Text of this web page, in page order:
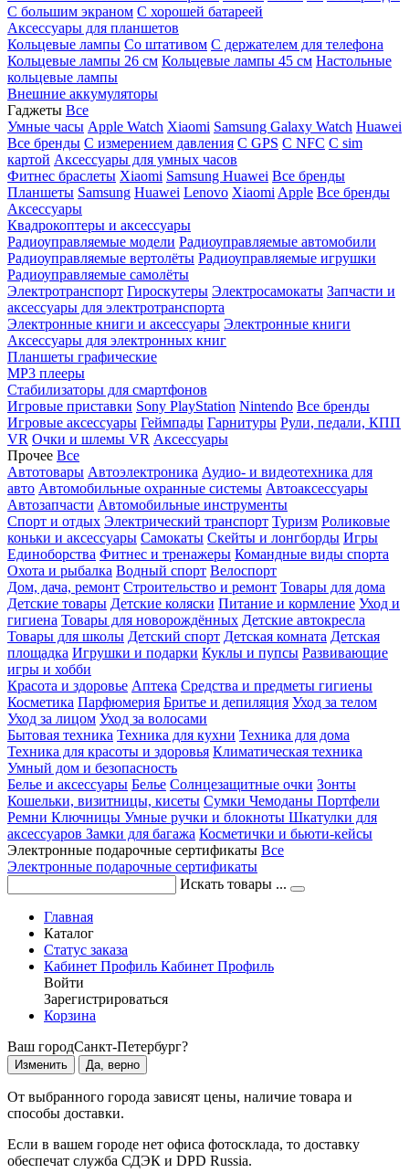
С большим экраном С хорошей батареей
Аксессуары для планшетов
Кольцевые лампы Со штативом C держателем для телефона
Кольцевые лампы 26 см Кольцевые лампы 45 см Настольные
кольцевые лампы
Внешние аккумуляторы
Гаджеты Все
Умные часы Apple Watch Xiaomi Samsung Galaxy Watch Huawei
Все бренды C измерением давления C GPS C NFC C sim
картой Аксессуары для умных часов
Фитнес браслеты Xiaomi Samsung Huawei Все бренды
Планшеты Samsung Huawei Lenovo Xiaomi Apple Все бренды
Аксессуары
Квадрокоптеры и аксессуары
Радиоуправляемые модели Радиоуправляемые автомобили
Радиоуправляемые вертолёты Радиоуправляемые игрушки
Радиоуправляемые самолёты
Электротранспорт Гироскутеры Электросамокаты Запчасти и
аксессуары для электротранспорта
Электронные книги и аксессуары Электронные книги
Аксессуары для электронных книг
Планшеты графические
MP3 плееры
Стабилизаторы для смартфонов
Игровые приставки Sony PlayStation Nintendo Все бренды
Игровые аксессуары Геймпады Гарнитуры Рули, педали, КПП
VR Очки и шлемы VR Аксессуары
Прочее Все
Автотовары Автоэлектроника Аудио- и видеотехника для
авто Автомобильные охранные системы Автоаксессуары
Автозапчасти Автомобильные инструменты
Спорт и отдых Электрический транспорт Туризм Роликовые
коньки и аксессуары Самокаты Скейты и лонгборды Игры
Единоборства Фитнес и тренажеры Командные виды спорта
Охота и рыбалка Водный спорт Велоспорт
Дом, дача, ремонт Строительство и ремонт Товары для дома
Детские товары Детские коляски Питание и кормление Уход и
гигиена Товары для новорождённых Детские автокресла
Товары для школы Детский спорт Детская комната Детская
площадка Игрушки и подарки Куклы и пупсы Развивающие
игры и хобби
Красота и здоровье Аптека Средства и предметы гигиены
Косметика Парфюмерия Бритье и депиляция Уход за телом
Уход за лицом Уход за волосами
Бытовая техника Техника для кухни Техника для дома
Техника для красоты и здоровья Климатическая техника
Умный дом и безопасность
Белье и аксессуары Белье Солнцезащитные очки Зонты
Кошельки, визитницы, кисеты Сумки Чемоданы Портфели
Ремни Ключницы Умные ручки и блокноты Шкатулки для
аксессуаров Замки для багажа Косметички и бьюти-кейсы
Электронные подарочные сертификаты Все
Электронные подарочные сертификаты
Искать товары ...
Главная
Каталог
Статус заказа
Кабинет Профиль Кабинет Профиль
Войти
Зарегистрироваться
Корзина
Ваш городСанкт-Петербург?
Изменить Да, верно
От выбранного города зависят цены, наличие товара и
способы доставки.
Если в вашем городе нет офиса фотосклада, то доставку
обеспечат служба СДЭК и DPD Russia.